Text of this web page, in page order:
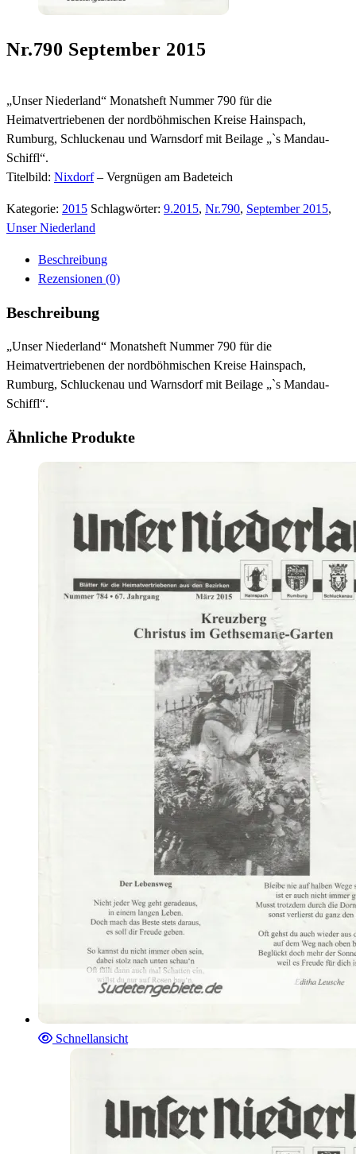
Nr.790 September 2015
„Unser Niederland“ Monatsheft Nummer 790 für die
Heimatvertriebenen der nordböhmischen Kreise Hainspach,
Rumburg, Schluckenau und Warnsdorf mit Beilage „`s Mandau-
Schiffl“.
Titelbild: Nixdorf– Vergnügen am Badeteich
Kategorie: 2015 Schlagwörter: 9.2015, Nr.790, September 2015,
Unser Niederland
Beschreibung
Rezensionen (0)
Beschreibung
„Unser Niederland“ Monatsheft Nummer 790 für die
Heimatvertriebenen der nordböhmischen Kreise Hainspach,
Rumburg, Schluckenau und Warnsdorf mit Beilage „`s Mandau-
Schiffl“.
Ähnliche Produkte
Schnellansicht